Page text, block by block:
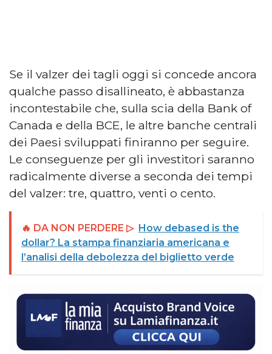
Se il valzer dei tagli oggi si concede ancora
qualche passo disallineato, è abbastanza
incontestabile che, sulla scia della Bank of
Canada e della BCE, le altre banche centrali
dei Paesi sviluppati finiranno per seguire.
Le conseguenze per gli investitori saranno
radicalmente diverse a seconda dei tempi
del valzer: tre, quattro, venti o cento.
🔥 DA NON PERDERE ▷ How debased is the
dollar? La stampa finanziaria americana e
l’analisi della debolezza del biglietto verde